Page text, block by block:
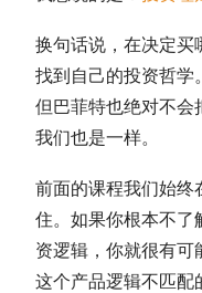
换句话说，在决定买
找到自己的投资哲学
但 巴菲特也绝对不会
我们也是一样。
前面的课程我们始终
住。如果你根本不了
资逻辑，你就很有可
这个产品逻辑不匹配